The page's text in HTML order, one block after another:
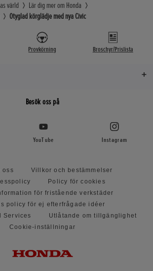
värld
Lär dig mer om Honda
Otyglad körglädje med nya Civic
Provkörning Broschyr/Prislista
Besök oss på
YouTube Instagram
oss
Villkor och bestämmelser
Policy för cookies
för fristående verkstäder
policy för ej efterfrågade idéer
Services
Utlåtande om tillgänglighet
Cookie-inställningar